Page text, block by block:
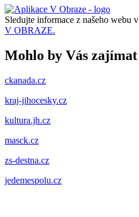
Sledujte informace z našeho webu v
V OBRAZE.
Mohlo by Vás zajímat
ckanada.cz
kraj-jihocesky.cz
kultura.jh.cz
masck.cz
zs-destna.cz
jedemespolu.cz